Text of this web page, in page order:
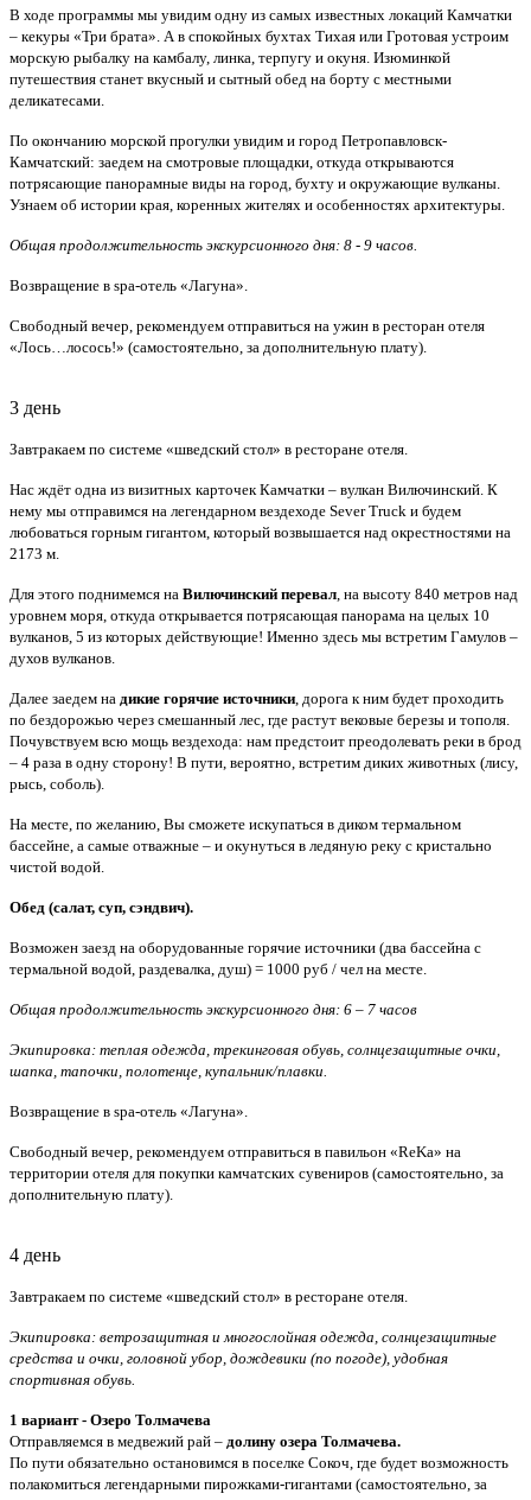
В ходе программы мы увидим одну из самых известных локаций Камчатки
– кекуры «Три брата». А в спокойных бухтах Тихая или Гротовая устроим
морскую рыбалку на камбалу, линка, терпугу и окуня. Изюминкой
путешествия станет вкусный и сытный обед на борту с местными
деликатесами.
По окончанию морской прогулки увидим и город Петропавловск-
Камчатский: заедем на смотровые площадки, откуда открываются
потрясающие панорамные виды на город, бухту и окружающие вулканы.
Узнаем об истории края, коренных жителях и особенностях архитектуры.
Общая продолжительность экскурсионного дня: 8 - 9 часов.
Возвращение в spa-отель «Лагуна».
Свободный вечер, рекомендуем отправиться на ужин в ресторан отеля
«Лось…лосось!» (самостоятельно, за дополнительную плату).
3 день
Завтракаем по системе «шведский стол» в ресторане отеля.
Нас ждёт одна из визитных карточек Камчатки – вулкан Вилючинский. К
нему мы отправимся на легендарном вездеходе Sever Truck и будем
любоваться горным гигантом, который возвышается над окрестностями на
2173 м.
Для этого поднимемся на Вилючинский перевал, на высоту 840 метров над
уровнем моря, откуда открывается потрясающая панорама на целых 10
вулканов, 5 из которых действующие! Именно здесь мы встретим Гамулов –
духов вулканов.
Далее заедем на дикие горячие источники, дорога к ним будет проходить
по бездорожью через смешанный лес, где растут вековые березы и тополя.
Почувствуем всю мощь вездехода: нам предстоит преодолевать реки в брод
– 4 раза в одну сторону! В пути, вероятно, встретим диких животных (лису,
рысь, соболь).
На месте, по желанию, Вы сможете искупаться в диком термальном
бассейне, а самые отважные – и окунуться в ледяную реку с кристально
чистой водой.
Обед (салат, суп, сэндвич).
Возможен заезд на оборудованные горячие источники (два бассейна с
термальной водой, раздевалка, душ) = 1000 руб / чел на месте.
Общая продолжительность экскурсионного дня: 6 – 7 часов
Экипировка: теплая одежда, трекинговая обувь, солнцезащитные очки,
шапка, тапочки, полотенце, купальник/плавки.
Возвращение в spa-отель «Лагуна».
Свободный вечер, рекомендуем отправиться в павильон «ReKa» на
территории отеля для покупки камчатских сувениров (самостоятельно, за
дополнительную плату).
4 день
Завтракаем по системе «шведский стол» в ресторане отеля.
Экипировка: ветрозащитная и многослойная одежда, солнцезащитные
средства и очки, головной убор, дождевики (по погоде), удобная
спортивная обувь.
1 вариант - Озеро Толмачева
Отправляемся в медвежий рай – долину озера Толмачева.
По пути обязательно остановимся в поселке Сокоч, где будет возможность
полакомиться легендарными пирожками-гигантами (самостоятельно, за